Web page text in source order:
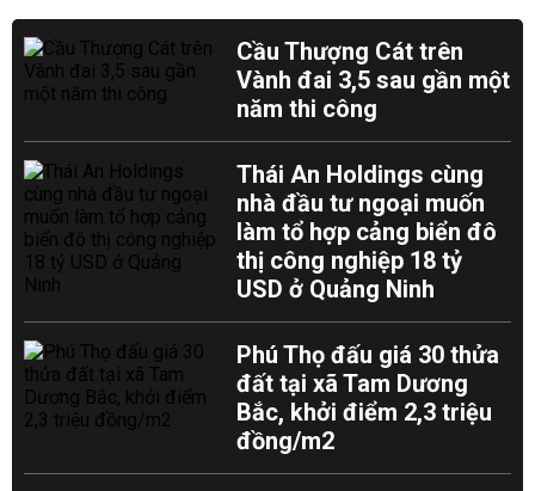
Cầu Thượng Cát trên
Vành đai 3,5 sau gần một
năm thi công
Thái An Holdings cùng
nhà đầu tư ngoại muốn
làm tổ hợp cảng biển đô
thị công nghiệp 18 tỷ
USD ở Quảng Ninh
Phú Thọ đấu giá 30 thửa
đất tại xã Tam Dương
Bắc, khởi điểm 2,3 triệu
đồng/m2